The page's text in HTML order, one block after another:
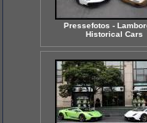
Pressefotos -
Historical Cars